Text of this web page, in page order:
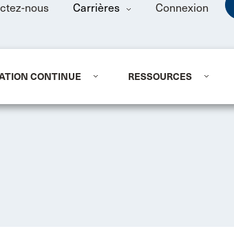
nous Carrières Connexion
CONTINUE RESSOURCES